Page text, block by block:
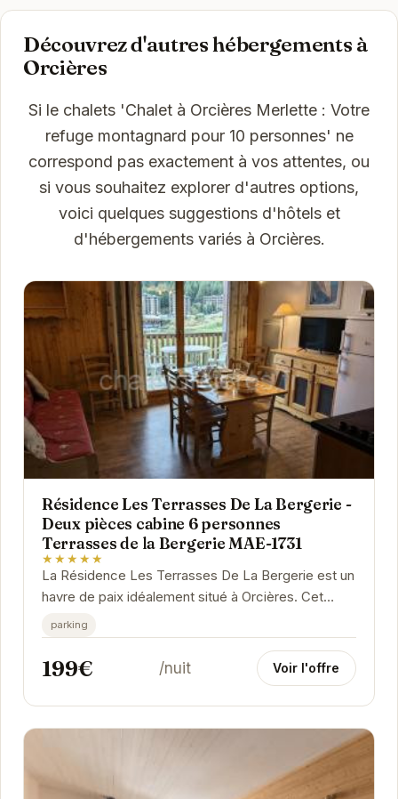
Découvrez d'autres hébergements à
Orcières
Si le chalets 'Chalet à Orcières Merlette : Votre
refuge montagnard pour 10 personnes' ne
correspond pas exactement à vos attentes, ou
si vous souhaitez explorer d'autres options,
voici quelques suggestions d'hôtels et
d'hébergements variés à Orcières.
Résidence Les Terrasses De La Bergerie -
Deux pièces cabine 6 personnes
Terrasses de la Bergerie MAE-1731
★★★★★
La Résidence Les Terrasses De La Bergerie est un
havre de paix idéalement situé à Orcières. Cet
appartement deux pièces cabine offre un espace...
parking
199€ /nuit Voir l'offre